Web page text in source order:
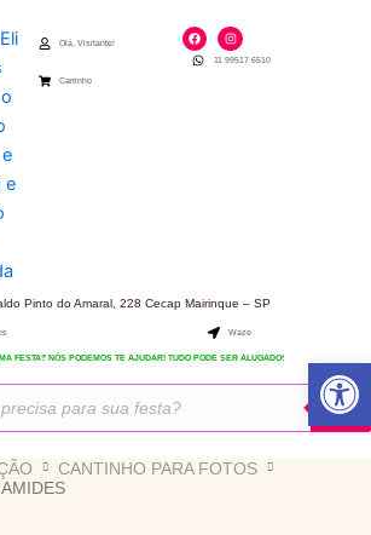
Abrir
Olá, Visitante!
Carrinho
F
a
c
e
I
n
s
t
11 99517 6510
Pinto do Amaral, 228 Cecap Mairinque – SP
Waze
FESTA? NÓS PODEMOS TE AJUDAR! TUDO PODE SER ALUGADO!
CANTINHO PARA FOTOS